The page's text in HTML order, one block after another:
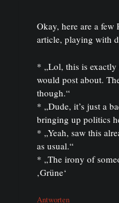
Okay, here are a few
article, playing with
* „Lol, this is
would post about.
though.“
* „Dude, it’s just a
bringing up politics
* „Yeah, saw this
as usual.“
* „The irony of
‚Grüne‘
Antworten